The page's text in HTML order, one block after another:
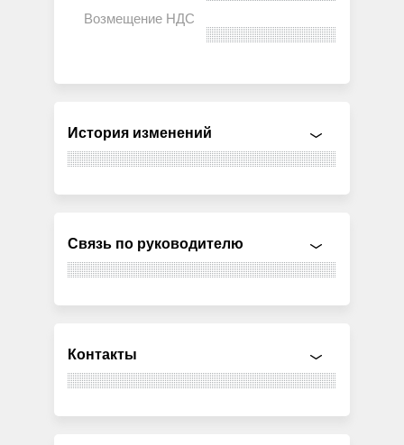
История изменений
Связь по руководителю
Контакты